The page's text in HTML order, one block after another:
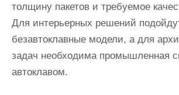
толщину пакетов и требуемое
Для интерьерных решений
безавтоклавные модели, а для
задач необходима промышленная
автоклавом.